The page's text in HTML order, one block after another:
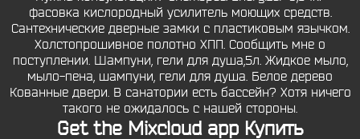
фасовка кислородный усилитель моющих средств.
Сантехнические дверные замки с пластиковым язычком.
Холстопрошивное полотно ХПП. Сообщить мне о
поступлении. Шампуни, гели для душа,5л. Жидкое мыло,
мыло-пена, шампуни, гели для душа. Белое дерево
Кованные двери. В санатории есть бассейн? Хотя ничего
такого не ожидалось с нашей стороны.
Get the Mixcloud app Купить